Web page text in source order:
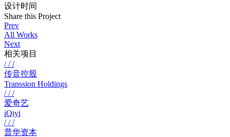
设计时间
Share this Project
Prev
All Works
Next
相关项目
/ / /
传音控股
Transsion Holdings
/ / /
爱奇艺
iQiyi
/ / /
普华资本